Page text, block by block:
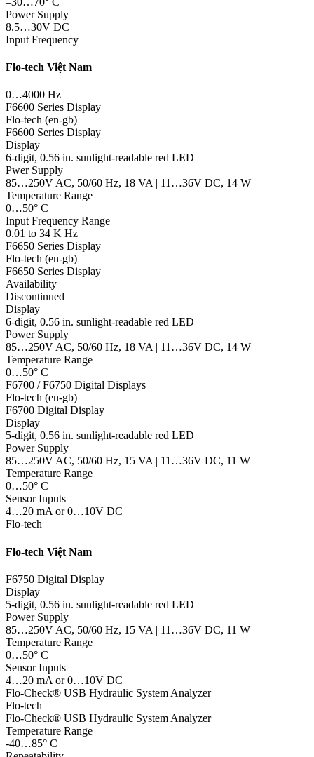
Power Supply
8.5…30V DC
Input Frequency
Flo-tech Việt Nam
0…4000 Hz
F6600 Series Display
Flo-tech (en-gb)
F6600 Series Display
Display
6-digit, 0.56 in. sunlight-readable red LED
Pwer Supply
85…250V AC, 50/60 Hz, 18 VA | 11…36V DC, 14 W
Temperature Range
0…50° C
Input Frequency Range
0.01 to 34 K Hz
F6650 Series Display
Flo-tech (en-gb)
F6650 Series Display
Availability
Discontinued
Display
6-digit, 0.56 in. sunlight-readable red LED
Power Supply
85…250V AC, 50/60 Hz, 18 VA | 11…36V DC, 14 W
Temperature Range
0…50° C
F6700 / F6750 Digital Displays
Flo-tech (en-gb)
F6700 Digital Display
Display
5-digit, 0.56 in. sunlight-readable red LED
Power Supply
85…250V AC, 50/60 Hz, 15 VA | 11…36V DC, 11 W
Temperature Range
0…50° C
Sensor Inputs
4…20 mA or 0…10V DC
Flo-tech
Flo-tech Việt Nam
F6750 Digital Display
Display
5-digit, 0.56 in. sunlight-readable red LED
Power Supply
85…250V AC, 50/60 Hz, 15 VA | 11…36V DC, 11 W
Temperature Range
0…50° C
Sensor Inputs
4…20 mA or 0…10V DC
Flo-Check® USB Hydraulic System Analyzer
Flo-tech
Flo-Check® USB Hydraulic System Analyzer
Temperature Range
-40…85° C